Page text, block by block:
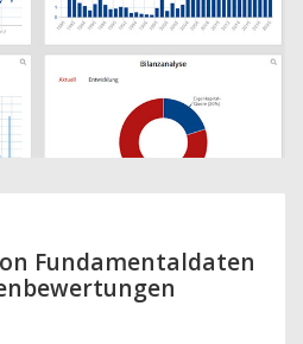
Fundamentaldaten